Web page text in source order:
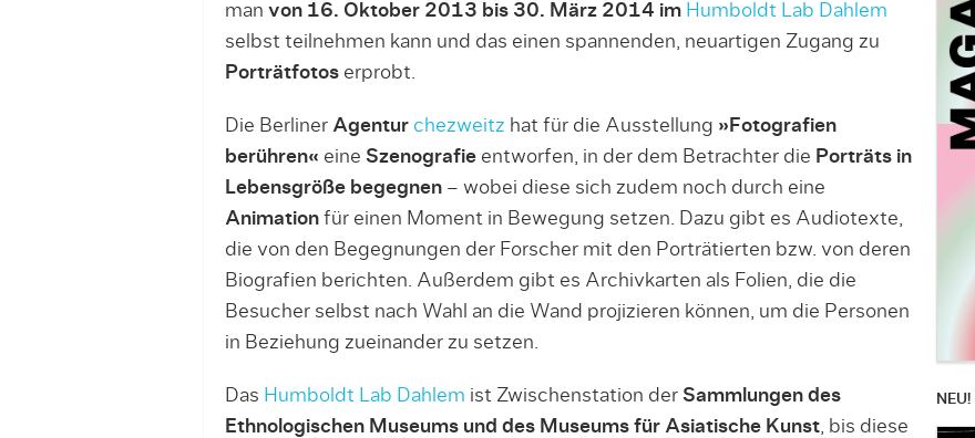
man von 16. Oktober 2013 bis 30. März 2014 im Humboldt Lab Dahlem
selbst teilnehmen kann und das einen spannenden, neuartigen Zugang zu
Porträtfotoserprobt.
Die Berliner Agentur chezweitz hat für die Ausstellung »Fotografien
berühren« eine Szenografieentworfen, in der dem Betrachter die Porträts in
Lebensgröße begegnen – wobei diese sich zudem noch durch eine
Animationfür einen Moment in Bewegung setzen. Dazu gibt es Audiotexte,
die von den Begegnungen der Forscher mit den Porträtierten bzw. von deren
Biografien berichten. Außerdem gibt es Archivkarten als Folien, die die
Besucher selbst nach Wahl an die Wand projizieren können, um die Personen
in Beziehung zueinander zu setzen.
Das Humboldt Lab Dahlem ist Zwischenstation der Sammlungen des
Ethnologischen Museums und des Museums für Asiatische Kunst, bis diese
NEU!